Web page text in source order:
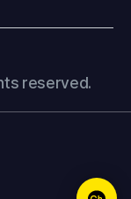
reserved.